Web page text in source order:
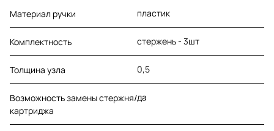
Материал ручки пластик
Комплектность стержень - 3шт
Толщина узла 0,5
Возможность замены стержня/
картриджа
да